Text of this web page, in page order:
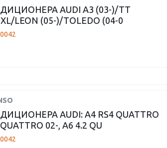
AUDI A3 (03-)/TT
LEON (05-)/TOLEDO (04-0
AUDI: A4 RS4 QUATTRO
02-, A6 4.2 QU